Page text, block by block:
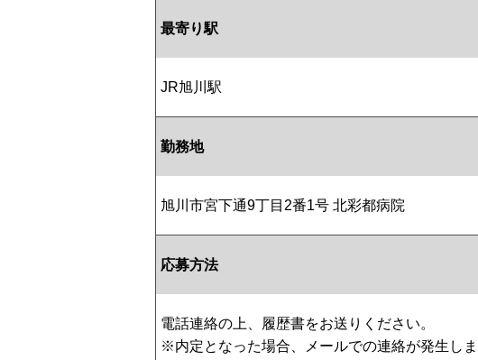
最寄り駅
JR旭川駅
勤務地
旭川市宮下通9丁目2番1号 北彩都病院
応募方法
電話連絡の上、履歴書をお送りください。
※内定となった場合、メールでの連絡が発生し